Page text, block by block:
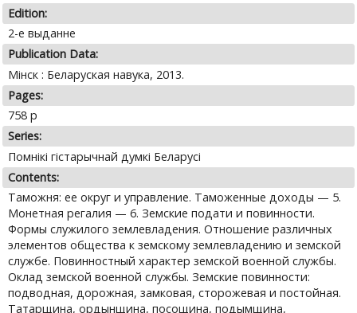
Edition:
2-е выданне
Publication Data:
Мінск : Беларуская навука, 2013.
Pages:
758 p
Series:
Помнікі гістарычнай думкі Беларусі
Contents:
Таможня: ее округ и управление. Таможенные доходы — 5.
Монетная регалия — 6. Земские подати и повинности.
Формы служилого землевладения. Отношение различных
элементов общества к земскому землевладению и земской
службе. Повинностный характер земской военной службы.
Оклад земской военной службы. Земские повинности:
подводная, дорожная, замковая, сторожевая и постойная.
Татарщина, ордынщина, посощина, подымщина,